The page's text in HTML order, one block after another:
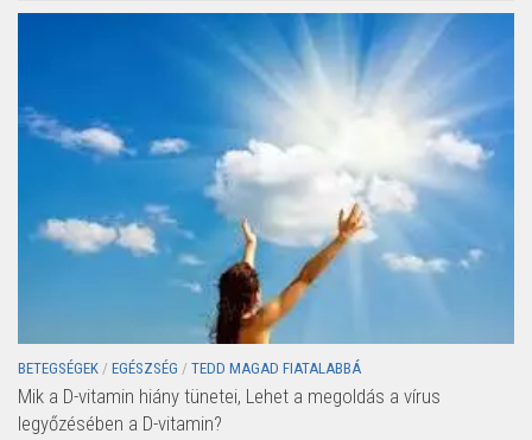
BETEGSÉGEK / EGÉSZSÉG / TEDD MAGAD FIATALABBÁ
Mik a D-vitamin hiány tünetei, Lehet a megoldás a vírus
legyőzésében a D-vitamin?